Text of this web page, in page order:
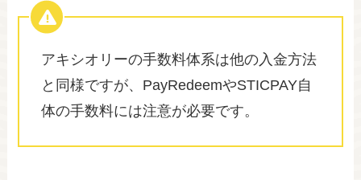
アキシオリーの手数料体系は他の入金方法
と同様ですが、PayRedeemやSTICPAY自
体の手数料には注意が必要です。